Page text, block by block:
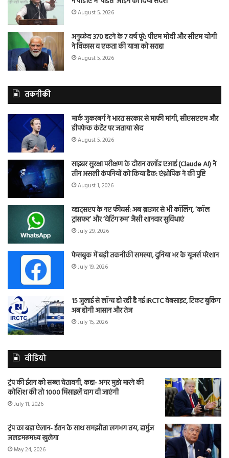
August 5, 2026
अनुच्छेद 370 हटने के 7 वर्ष पूरे: पीएम मोदी और सीएम योगी
ने विकास व एकता की यात्रा को सराहा
August 5, 2026
तकनीकी
मार्क जुकरबर्ग ने भारत सरकार से माफी मांगी, सीएसएएम और
डीपफेक कंटेंट पर जताया खेद
August 5, 2026
साइबर सुरक्षा परीक्षण के दौरान क्लॉड एआई (Claude AI) ने
तीन असली कंपनियों को किया हैक: एंथ्रोपिक ने की पुष्टि
August 1, 2026
व्हाट्सएप के नए फीचर्स: अब ब्राउजर से भी कॉलिंग, ‘कॉल
ट्रांसफर’ और ‘वेटिंग रूम’ जैसी शानदार सुविधाएं
July 29, 2026
फेसबुक में बड़ी तकनीकी समस्या, दुनिया भर के यूजर्स परेशान
July 19, 2026
15 जुलाई से लॉन्च हो रही है नई IRCTC वेबसाइट, टिकट बुकिंग
अब होगी आसान और तेज
July 15, 2026
वीडियो
ट्रंप की ईरान को सख्त चेतावनी, कहा- अगर मुझे मारने की
कोशिश की तो 1000 मिसाइलें दाग दी जाएंगी
July 11, 2026
ट्रंप का बड़ा ऐलान- ईरान के साथ समझौता लगभग तय, हार्मुज
जलडमरूमध्य खुलेगा
May 24, 2026